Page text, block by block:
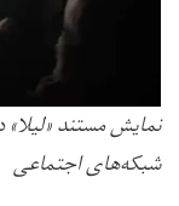
نمایش مستند
شبکه‌های اجتماعی